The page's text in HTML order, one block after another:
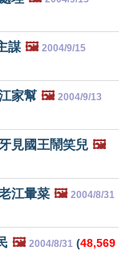
謀 🖼️ 2004/9/15
家幫 🖼️ 2004/9/13
見國王鬧笑兒 🖼️
江暈菜 🖼️ 2004/8/31
🖼️ 2004/8/31 (48,569